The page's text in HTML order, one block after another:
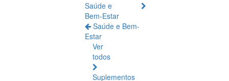
Saúde e
Bem-Estar
Saúde e Bem-
Estar
Ver
todos
Suplementos